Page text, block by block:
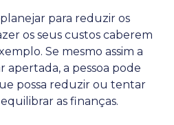
para reduzir os
os seus custos caberem
Se mesmo assim a
apertada, a pessoa pode
possa reduzir ou tentar
as finanças.